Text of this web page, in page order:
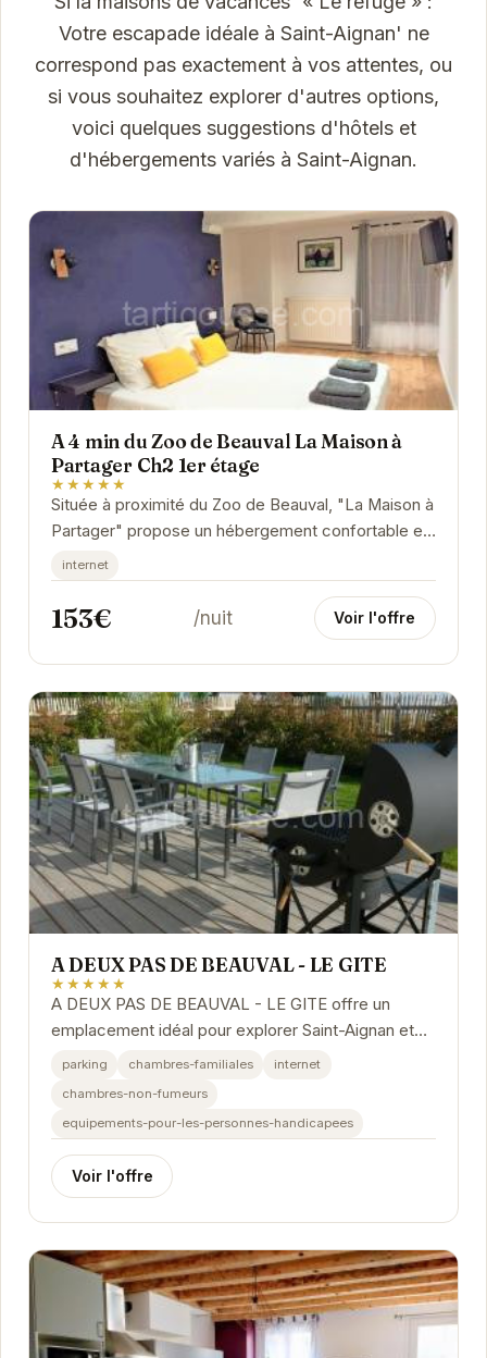
Votre escapade idéale à Saint-Aignan' ne
correspond pas exactement à vos attentes, ou
si vous souhaitez explorer d'autres options,
voici quelques suggestions d'hôtels et
d'hébergements variés à Saint-Aignan.
A 4 min du Zoo de Beauval La Maison à
Partager Ch2 1er étage
★★★★★
Située à proximité du Zoo de Beauval, "La Maison à
Partager" propose un hébergement confortable et
fonctionnel. Idéale pour les familles et les...
internet
153€ /nuit Voir l'offre
A DEUX PAS DE BEAUVAL - LE GITE
★★★★★
A DEUX PAS DE BEAUVAL - LE GITE offre un
emplacement idéal pour explorer Saint-Aignan et
ses environs. Proche du ZooParc de Beauval, le
parking chambres-familiales
internet
chambres-non-fumeurs
equipements-pour-les-personnes-handicapees
Voir l'offre